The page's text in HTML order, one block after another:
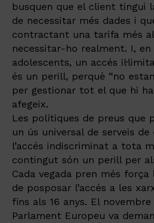
busquen que el client tingui
de necessitar més dades i
contractant una tarifa més
necessitar-ho realment. I, en
adolescents, un accés
és un perill, perquè “no
per gestionar tot el que hi ha
afegeix.
Les polítiques de preus que
un ús universal de serveis de
l’accés indiscriminat a tota
contingut són un perill per
Cada vegada pren més força
de posposar l’accés a les
fins als 16 anys. El
Parlament Europeu va